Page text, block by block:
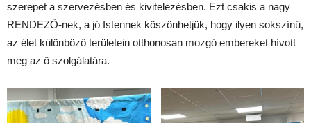
szerepet a szervezésben és kivitelezésben. Ezt csakis a nagy
RENDEZŐ-nek, a jó Istennek köszönhetjük, hogy ilyen sokszínű,
az élet különböző területein otthonosan mozgó embereket hívott
meg az ő szolgálatára.